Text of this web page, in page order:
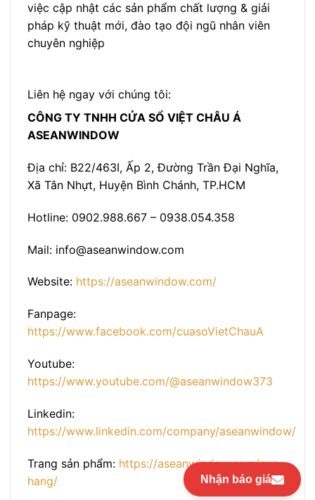
việc cập nhật các sản phẩm chất lượng & giải
pháp kỹ thuật mới, đào tạo đội ngũ nhân viên
chuyên nghiệp
Liên hệ ngay với chúng tôi:
CÔNG TY TNHH CỬA SỔ VIỆT CHÂU Á
ASEANWINDOW
Địa chỉ: B22/463I, Ấp 2, Đường Trần Đại Nghĩa,
Xã Tân Nhựt, Huyện Bình Chánh, TP.HCM
Hotline: 0902.988.667 – 0938.054.358
Mail: info@aseanwindow.com
Website: https://aseanwindow.com/
Fanpage:
https://www.facebook.com/cuasoVietChauA
Youtube:
https://www.youtube.com/@aseanwindow373
Linkedin:
https://www.linkedin.com/company/aseanwindow/
Trang sản phẩm: https://aseanwindow.com/cua-
hang/
Nhận báo giá